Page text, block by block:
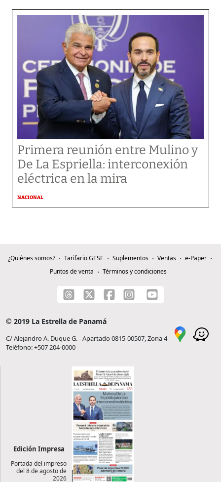
Primera reunión entre Mulino y
De La Espriella: interconexión
eléctrica en la mira
NACIONAL
¿Quiénes somos? Tarifario GESE Suplementos Ventas
e-Paper
Puntos de venta
Términos y condiciones
© 2019 La Estrella de Panamá
C/ Alejandro A. Duque G. - Apartado 0815-00507, Zona 4
Teléfono: +507 204-0000
Edición Impresa
Portada del impreso
del 8 de agosto de
2026